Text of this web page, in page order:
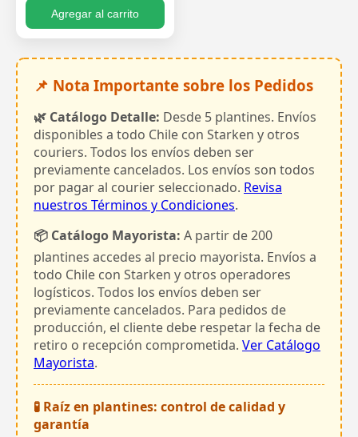
Agregar al carrito
📌 Nota Importante sobre los Pedidos
🌿 Catálogo Detalle: Desde 5 plantines. Envíos
disponibles a todo Chile con Starken y otros
couriers. Todos los envíos deben ser
previamente cancelados. Los envíos son todos
por pagar al courier seleccionado. Revisa
nuestros Términos y Condiciones.
📦 Catálogo Mayorista: A partir de 200
plantines accedes al precio mayorista. Envíos a
todo Chile con Starken y otros operadores
logísticos. Todos los envíos deben ser
previamente cancelados. Para pedidos de
producción, el cliente debe respetar la fecha de
retiro o recepción comprometida. Ver Catálogo
Mayorista.
🧪 Raíz en plantines: control de calidad y
garantía